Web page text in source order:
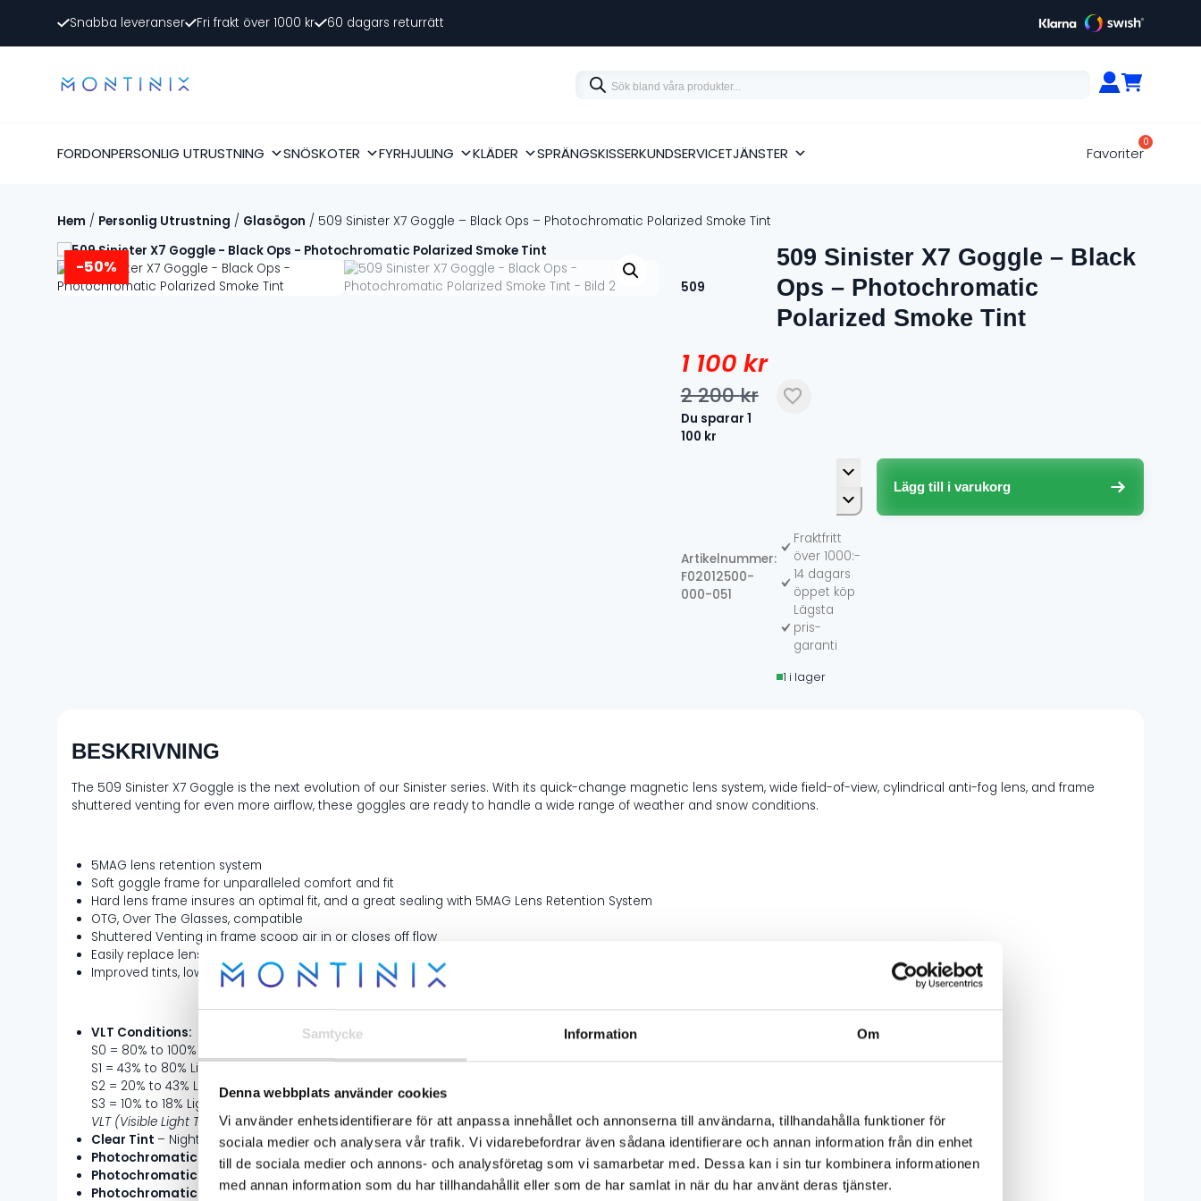
Samtycke Information Om
Denna webbplats använder cookies
Vi använder enhetsidentifierare för att anpassa innehållet och annonserna till användarna, tillhandahålla funktioner för
sociala medier och analysera vår trafik. Vi vidarebefordrar även sådana identifierare och annan information från din enhet
till de sociala medier och annons- och analysföretag som vi samarbetar med. Dessa kan i sin tur kombinera informationen
med annan information som du har tillhandahållit eller som de har samlat in när du har använt deras tjänster.
Snabba leveranser Fri frakt över 1000 kr 60 dagars returrätt
Products
search
FORDONPERSONLIG UTRUSTNING SNÖSKOTER FYRHJULING KLÄDER SPRÄNGSKISSERKUNDSERVICETJÄNSTER Favoriter
Hem / Personlig Utrustning / Glasögon / 509 Sinister X7 Goggle – Black Ops – Photochromatic Polarized Smoke Tint
-50%
509
509 Sinister X7 Goggle – Black
Ops – Photochromatic
Polarized Smoke Tint
2 200kr
Det
ursprungliga
2
200 kr.
1 100 kr
Det
nuvarande
1
100 kr.
Du sparar 1
100 kr
Artikelnummer:
F02012500-
000-051
Black
Ops
Photochromatic
Polarized
Smoke
mängd
Lägg till i varukorg
Fraktfritt
över 1000:-
14 dagars
öppet köp
Lägsta
pris-
garanti
1 i lager
BESKRIVNING
The 509 Sinister X7 Goggle is the next evolution of our Sinister series. With its quick-change magnetic lens system, wide field-of-view, cylindrical anti-fog lens, and frame
shuttered venting for even more airflow, these goggles are ready to handle a wide range of weather and snow conditions.
5MAG lens retention system
Soft goggle frame for unparalleled comfort and fit
Hard lens frame insures an optimal fit, and a great sealing with 5MAG Lens Retention System
OTG, Over The Glasses, compatible
Shuttered Venting in frame scoop air in or closes off flow
Easily replace lens for varying conditions
Improved tints, low light, and contrast improving technologies including polarized, HCS, and photochromatic also available
VLT Conditions:
S0 = 80% to 100% Light Transmission
S1 = 43% to 80% Light Transmission
S2 = 20% to 43% Light Transmission
S3 = 10% to 18% Light Transmission
VLT (Visible Light Transmission) refers to the amount of light that can pass through the goggle lens.
Clear Tint – Night or Low-Light Conditions (VLT S0)
Photochromatic Clear to Blue Tint– Night or Low-Light to Partly Cloudy/Sunny Conditions (VLT S0 to S2)
Photochromatic Clear to Light Rose HCS Tint
– Night or Low-Light to Overcast Conditions (VLT S0 to S1)
Photochromatic Yellow to Amber TintNight or Low-Light to Partly Cloudy/Sunny Conditions (VLT S0 to S1)